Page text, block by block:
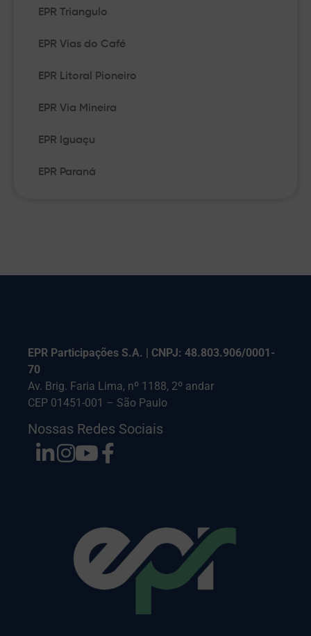
EPR Triangulo
EPR Vias do Café
EPR Litoral Pioneiro
EPR Via Mineira
EPR Iguaçu
EPR Paraná
EPR Participações S.A. | CNPJ: 48.803.906/0001-
70
Av. Brig. Faria Lima, nº 1188, 2º andar
CEP 01451-001 – São Paulo
Nossas Redes Sociais